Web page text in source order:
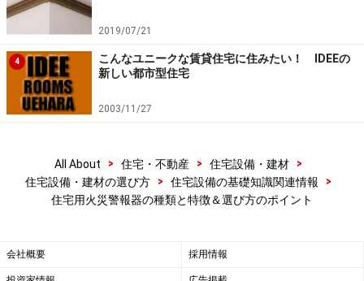
住宅用火災警報器の種類
住宅用火災警報器は、機能や性能によってさまざまに分
類されます。
感知するものの違いによって、「煙」を感知する煙式
（光電式）と「熱」を感知する熱式（定温式）に分けら
れますが、消防法令で寝室や階段室に設置が義務付けら
2019/07/21
4
こんなユニークな賃貸住宅に住みたい！ IDEEの
新しい都市型住宅
2003/11/27
All About > 住宅・不動産 > 住宅設備・建材
>
住宅設備・建材の選び方
> 住宅設備の基礎知識関連情報
>
住宅用火災警報器の種類と特徴＆選び方のポイント
会社概要 採用情報